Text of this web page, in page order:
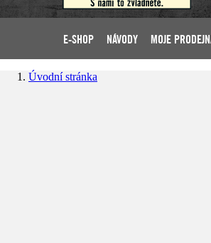
E-SHOP NÁVODY MOJE
Úvodní stránka